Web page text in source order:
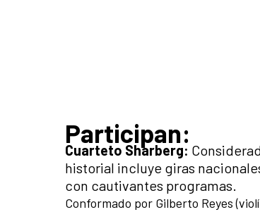
Participan:
Cuarteto Sharberg:
historial incluye giras
con cautivantes programas.
Conformado por Gilberto Reyes